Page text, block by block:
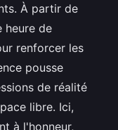
À partir de
heure de
renforcer les
pousse
de réalité
libre. Ici,
à l'honneur,